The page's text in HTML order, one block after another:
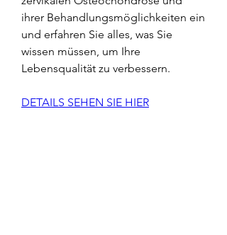
ihrer Behandlungsmöglichkeiten ein
und erfahren Sie alles, was Sie
wissen müssen, um Ihre
Lebensqualität zu verbessern.
DETAILS SEHEN SIE HIER